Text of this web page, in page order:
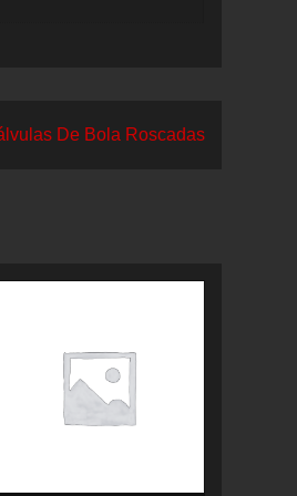
De Bola Roscadas